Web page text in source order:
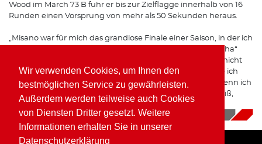
Wir verwenden Cookies, um Ihnen den
bestmöglichen Service zu gewährleisten.
Außerdem werden teilweise auch Cookies
von Diensten Dritter gesetzt. Weitere
Informationen erhalten Sie in unserer
Datenschutzerklärung
Wood im March 73 B fuhr er bis zur Zielflagge innerhalb von 16
Runden einen Vorsprung von mehr als 50 Sekunden heraus.
„Misano war für mich das grandiose Finale einer Saison, in der ich
von sechs Rennläufen fünf gewann“, resümiert der „Piranha“
begeistert. „Und obwohl ich in Brands Hatch sowie Dijon nicht
am Start war und mir somit vier Rennläufe fehlten, wurde ich
noch Dritter in der Meisterschaft! Manchmal denke ich, wenn ich
damals auch noch Formel 2 hätte fahren können, wer weiß,
18.11.2025|